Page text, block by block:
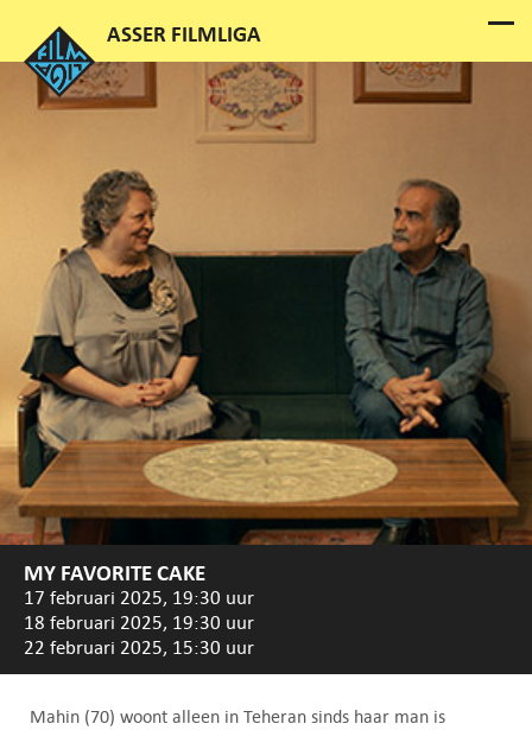
MY FAVORITE CAKE
17 februari 2025, 19:30 uur
18 februari 2025, 19:30 uur
22 februari 2025, 15:30 uur
Mahin (70) woont alleen in Teheran sinds haar man is